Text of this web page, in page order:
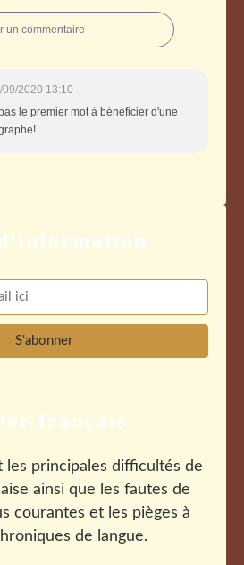
un commentaire
09/2020 13:10
le premier mot à bénéficier d'une
français
principales difficultés de
ainsi que les fautes de
courantes et les pièges à
de langue.